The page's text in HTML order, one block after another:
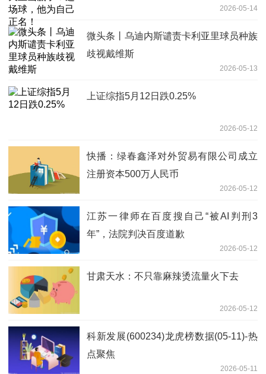
2026-05-14
微头条丨乌迪内斯谴责卡利亚里球员种族
歧视戴维斯
2026-05-13
上证综指5月12日跌0.25%
2026-05-12
快播：绿春鑫泽对外贸易有限公司成立
注册资本500万人民币
2026-05-12
江苏一律师在百度搜自己“被AI判刑3
年”，法院判决百度道歉
2026-05-12
甘肃天水：不只靠麻辣烫流量火下去
2026-05-12
科新发展(600234)龙虎榜数据(05-11)-热
点聚焦
2026-05-11